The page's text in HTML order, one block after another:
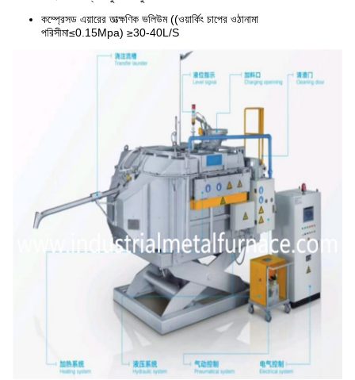
কম্প্রেসড এয়ারের তাত্ক্ষণিক ভলিউম ((ওয়ার্কিং চাপের ওঠানামা
পরিসীমা≤0.15Mpa) ≥30-40L/S